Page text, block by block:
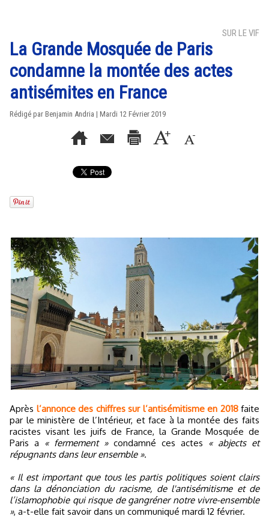
SUR LE VIF
La Grande Mosquée de Paris
condamne la montée des actes
antisémites en France
Rédigé par Benjamin Andria | Mardi 12 Février 2019
Après l’annonce des chiffres sur l’antisémitisme en 2018faite
par le ministère de l’Intérieur, et face à la montée des faits
racistes visant les juifs de France, la Grande Mosquée de
Paris a
« fermement »condamné ces actes
« abjects et
répugnants dans leur ensemble ».
« Il est important que tous les partis politiques soient clairs
dans la dénonciation du racisme, de l'antisémitisme et de
l’islamophobie qui risque de gangréner notre vivre-ensemble
», a-t-elle fait savoir dans un communiqué mardi 12 février.